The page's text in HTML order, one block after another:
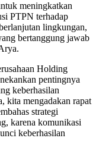
meningkatkan
PTPN terhadap
lingkungan,
bertanggung jawab
Holding
pentingnya
keberhasilan
kita mengadakan rapat
strategi
karena komunikasi
keberhasilan